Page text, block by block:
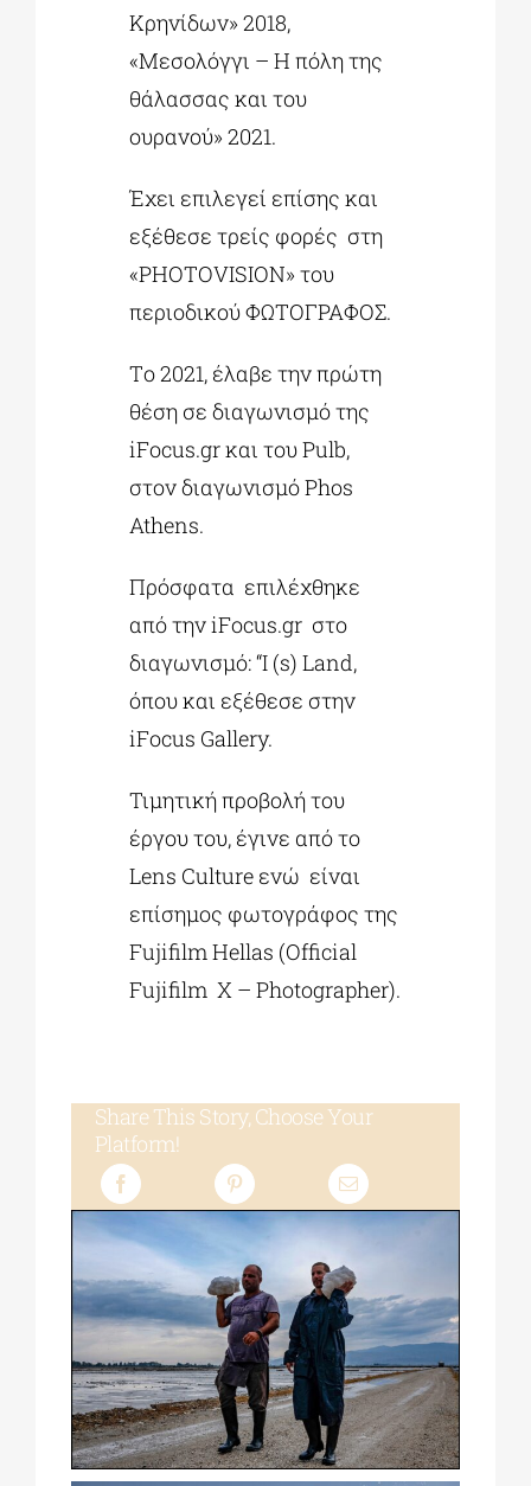
Κρηνίδων» 2018,
«Μεσολόγγι – Η πόλη της
θάλασσας και του
ουρανού» 2021.
Έχει επιλεγεί επίσης και
εξέθεσε τρείς φορές στη
«PHOTOVISION» του
περιοδικού ΦΩΤΟΓΡΑΦΟΣ.
Tο 2021, έλαβε την πρώτη
θέση σε διαγωνισμό της
iFocus.gr και του Pulb,
στον διαγωνισμό Phos
Athens.
Πρόσφατα επιλέχθηκε
από την iFocus.gr στο
διαγωνισμό: “Ι (s) Land,
όπου και εξέθεσε στην
iFocus Gallery.
Τιμητική προβολή του
έργου του, έγινε από το
Lens Culture ενώ είναι
επίσημος φωτογράφος της
Fujifilm Hellas (Official
Fujifilm X – Photographer).
Share This Story, Choose Your
Platform!